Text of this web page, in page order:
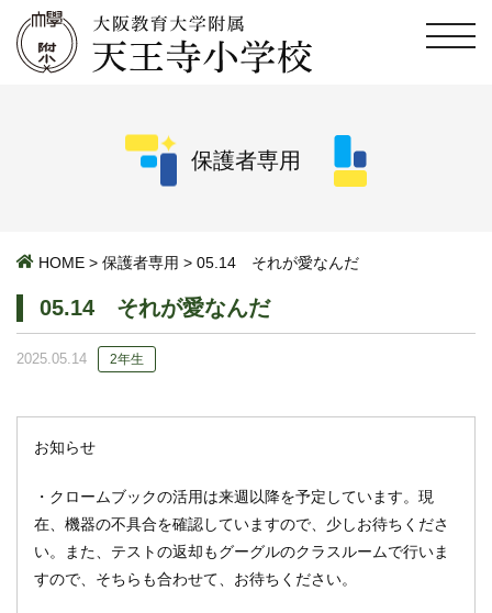
保護者専用
HOME > 保護者専用 > 05.14 それが愛なんだ
05.14 それが愛なんだ
2025.05.14 2年生
お知らせ
・クロームブックの活用は来週以降を予定しています。現
在、機器の不具合を確認していますので、少しお待ちくださ
い。また、テストの返却もグーグルのクラスルームで行いま
すので、そちらも合わせて、お待ちください。